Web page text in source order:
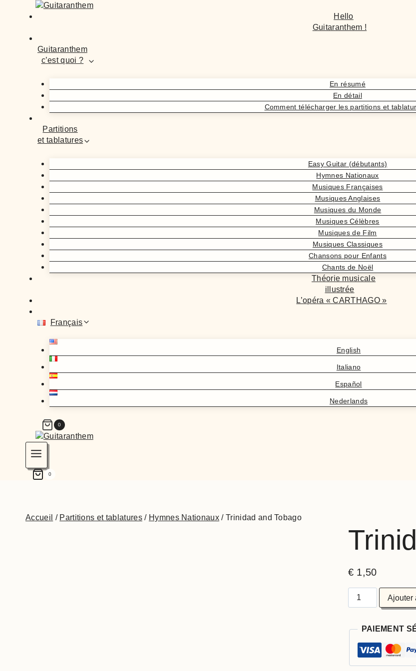
Hello
Guitaranthem !
Guitaranthem
c’est quoi ?
En résumé
En détail
Comment télécharger les partitions et
Partitions
et tablatures
Easy Guitar (débutants)
Hymnes Nationaux
Musiques Françaises
Musiques Anglaises
Musiques du Monde
Musiques Célèbres
Musiques de Film
Musiques Classiques
Chansons pour Enfants
Chants de Noël
Théorie musicale
illustrée
L’opéra « CARTHAGO »
Français
English
Italiano
Español
Nederlands
0
0
Accueil / Partitions et tablatures / Hymnes Nationaux / Trinidad and Tobago
€ 1,50
Ajouter
PAIEMENT